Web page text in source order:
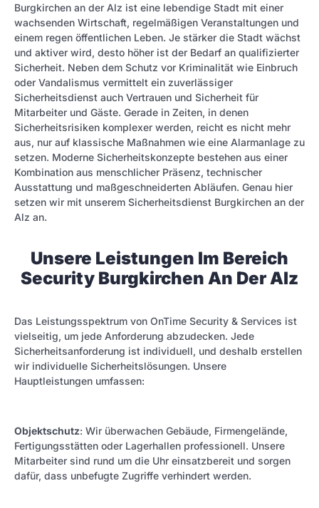
Burgkirchen an der Alz ist eine lebendige Stadt mit einer
wachsenden Wirtschaft, regelmäßigen Veranstaltungen und
einem regen öffentlichen Leben. Je stärker die Stadt wächst
und aktiver wird, desto höher ist der Bedarf an qualifizierter
Sicherheit. Neben dem Schutz vor Kriminalität wie Einbruch
oder Vandalismus vermittelt ein zuverlässiger
Sicherheitsdienst auch Vertrauen und Sicherheit für
Mitarbeiter und Gäste. Gerade in Zeiten, in denen
Sicherheitsrisiken komplexer werden, reicht es nicht mehr
aus, nur auf klassische Maßnahmen wie eine Alarmanlage zu
setzen. Moderne Sicherheitskonzepte bestehen aus einer
Kombination aus menschlicher Präsenz, technischer
Ausstattung und maßgeschneiderten Abläufen. Genau hier
setzen wir mit unserem Sicherheitsdienst Burgkirchen an der
Alz an.
Unsere Leistungen Im Bereich
Security Burgkirchen An Der Alz
Das Leistungsspektrum von OnTime Security & Services ist
vielseitig, um jede Anforderung abzudecken. Jede
Sicherheitsanforderung ist individuell, und deshalb erstellen
wir individuelle Sicherheitslösungen. Unsere
Hauptleistungen umfassen:
Objektschutz: Wir überwachen Gebäude, Firmengelände,
Fertigungsstätten oder Lagerhallen professionell. Unsere
Mitarbeiter sind rund um die Uhr einsatzbereit und sorgen
dafür, dass unbefugte Zugriffe verhindert werden.